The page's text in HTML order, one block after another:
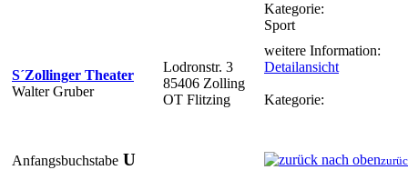
Kategorie:
Sport
S´Zollinger Theater
Walter Gruber
Lodronstr. 3
85406 Zolling
OT Flitzing
weitere Information:
Detailansicht
Kategorie:
Anfangsbuchstabe U